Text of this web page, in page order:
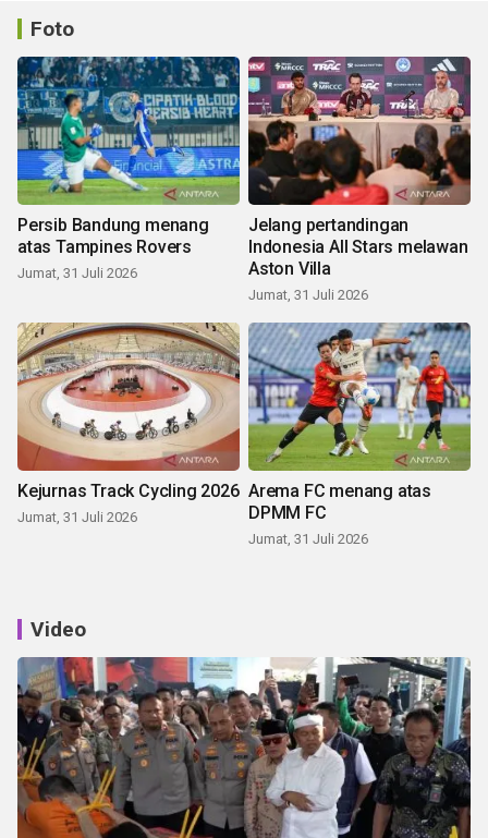
Foto
Persib Bandung menang
atas Tampines Rovers
Jumat, 31 Juli 2026
Jelang pertandingan
Indonesia All Stars melawan
Aston Villa
Jumat, 31 Juli 2026
Kejurnas Track Cycling 2026
Jumat, 31 Juli 2026
Arema FC menang atas
DPMM FC
Jumat, 31 Juli 2026
Video